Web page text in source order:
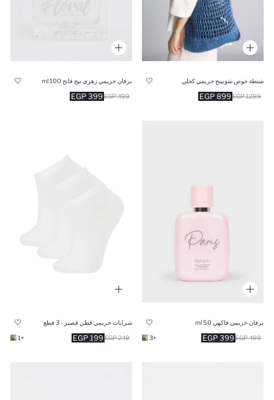
شنطة خوص شوبينج حريمي كحلي
899 EGP 1299 EGP
برفان حريمي زهري بيج فاتح 100 ml
399 EGP 499 EGP
برفان حريمي فاكهي 50 ml
399 EGP 499 EGP
+3
شرابات حريمي قطن قصير - 3 قطع
199 EGP 249 EGP
+1